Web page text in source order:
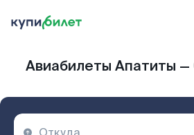
Авиабилеты Апатиты —